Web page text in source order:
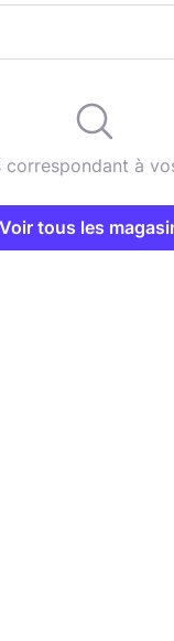
à
Voir tous les